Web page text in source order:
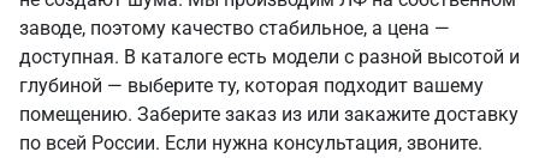
заводе, поэтому качество стабильное, а цена —
доступная. В каталоге есть модели с разной высотой и
глубиной — выберите ту, которая подходит вашему
помещению. Заберите заказ из или закажите доставку
по всей России. Если нужна консультация, звоните.